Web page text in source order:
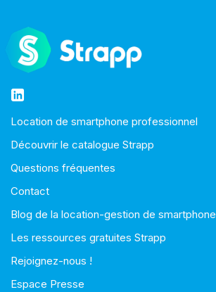
Location de smartphone professionnel
Découvrir le catalogue Strapp
Questions fréquentes
Contact
Blog de la location-gestion de smartphone
Les ressources gratuites Strapp
Rejoignez-nous !
Espace Presse